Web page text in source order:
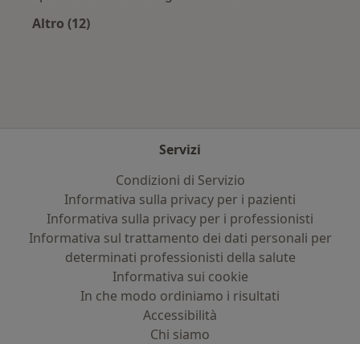
Altro (12)
Servizi
Condizioni di Servizio
Informativa sulla privacy per i pazienti
Informativa sulla privacy per i professionisti
Informativa sul trattamento dei dati personali per
determinati professionisti della salute
Informativa sui cookie
In che modo ordiniamo i risultati
Accessibilità
Chi siamo